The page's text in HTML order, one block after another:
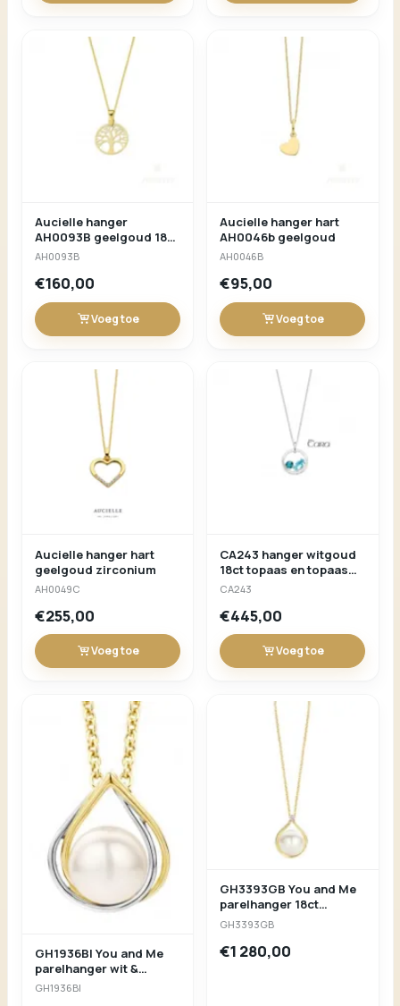
Aucielle hanger
AH0093B geelgoud 18ct
levensboom
AH0093B
€160,00
Voeg toe
Aucielle hanger hart
AH0046b geelgoud
AH0046B
€95,00
Voeg toe
Aucielle hanger hart
geelgoud zirconium
AH0049C
€255,00
Voeg toe
CA243 hanger witgoud
18ct topaas en topaas
london blue
CA243
€445,00
Voeg toe
GH1936BI You and Me
parelhanger wit &
geelgoud 18ct
GH1936BI
GH3393GB You and Me
parelhanger 18ct
geelgoud met briljant
GH3393GB
€1 280,00